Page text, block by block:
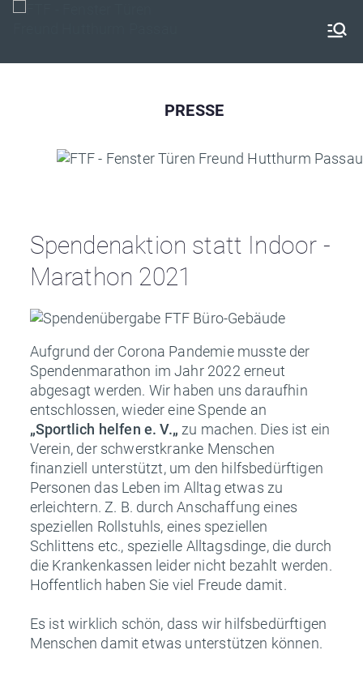
Zum
Freund
Hutthurm
PRESSE
Spendenaktion statt Indoor -
Marathon 2021
Aufgrund der Corona Pandemie musste der
Spendenmarathon im Jahr 2022 erneut
abgesagt werden. Wir haben uns daraufhin
entschlossen, wieder eine Spende an
„Sportlich helfen e. V.„ zu machen. Dies ist ein
Verein, der schwerstkranke Menschen
finanziell unterstützt, um den hilfsbedürftigen
Personen das Leben im Alltag etwas zu
erleichtern. Z. B. durch Anschaffung eines
speziellen Rollstuhls, eines speziellen
Schlittens etc., spezielle Alltagsdinge, die durch
die Krankenkassen leider nicht bezahlt werden.
Hoffentlich haben Sie viel Freude damit.
Es ist wirklich schön, dass wir hilfsbedürftigen
Menschen damit etwas unterstützen können.